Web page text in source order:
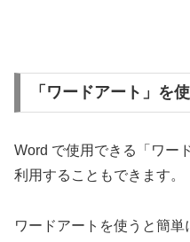
「ワードアート」を
Word で使用できる「ワー
利用することもできます。
ワードアートを使うと簡